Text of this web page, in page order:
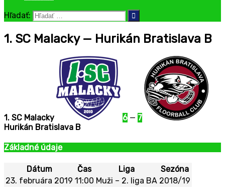
Hľadať:
1. SC Malacky — Hurikán Bratislava B
1. SC Malacky 6 — 7
Hurikán Bratislava B
Základné údaje
Dátum Čas Liga
Sezóna
23. februára 2019 11:00 Muži – 2. liga BA 2018/19